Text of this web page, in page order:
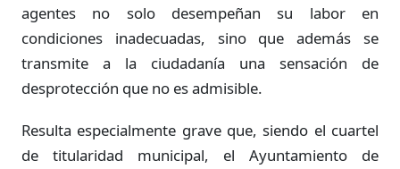
agentes no solo desempeñan su labor en
condiciones inadecuadas, sino que además se
transmite a la ciudadanía una sensación de
desprotección que no es admisible.
Resulta especialmente grave que, siendo el cuartel
de titularidad municipal, el Ayuntamiento de